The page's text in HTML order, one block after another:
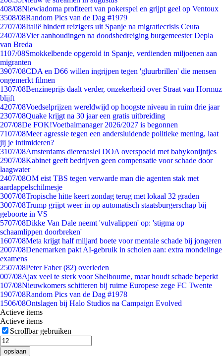
408/08Niewiadoma profiteert van pokerspel en grijpt geel op Ventoux
3508/08Random Pics van de Dag #1979
2707/08Italië hindert reizigers uit Spanje na migratiecrisis Ceuta
2407/08Vier aanhoudingen na doodsbedreiging burgemeester Depla
van Breda
1107/08Smokkelbende opgerold in Spanje, verdienden miljoenen aan
migranten
3907/08CDA en D66 willen ingrijpen tegen 'gluurbrillen' die mensen
ongemerkt filmen
1307/08Benzineprijs daalt verder, onzekerheid over Straat van Hormuz
blijft
4207/08Voedselprijzen wereldwijd op hoogste niveau in ruim drie jaar
2307/08Quake krijgt na 30 jaar een gratis uitbreiding
207/08De FOK!Voetbalmanager 2026/2027 is begonnen
7107/08Meer agressie tegen een andersluidende politieke mening, laat
jij je intimideren?
3107/08Amsterdams dierenasiel DOA overspoeld met babykonijntjes
2907/08Kabinet geeft bedrijven geen compensatie voor schade door
laagwater
2407/08OM eist TBS tegen verwarde man die agenten stak met
aardappelschilmesje
3007/08Tropische hitte keert zondag terug met lokaal 32 graden
3007/08Trump grijpt weer in op automatisch staatsburgerschap bij
geboorte in VS
5707/08Dikke Van Dale neemt 'vulvalippen' op: 'stigma op
schaamlippen doorbreken'
1607/08Meta krijgt half miljard boete voor mentale schade bij jongeren
2007/08Denemarken pakt AI-gebruik in scholen aan: extra mondelinge
examens
2507/08Peter Faber (82) overleden
007/08Ajax veel te sterk voor Shelbourne, maar houdt schade beperkt
107/08Nieuwkomers schitteren bij ruime Europese zege FC Twente
1907/08Random Pics van de Dag #1978
1506/08Ontslagen bij Halo Studios na Campaign Evolved
Actieve items
Actieve items
Scrollbar gebruiken
opslaan